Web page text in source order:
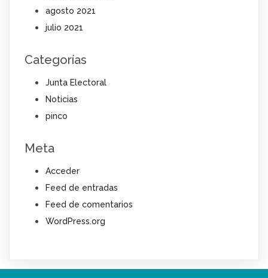
agosto 2021
julio 2021
Categorías
Junta Electoral
Noticias
pinco
Meta
Acceder
Feed de entradas
Feed de comentarios
WordPress.org